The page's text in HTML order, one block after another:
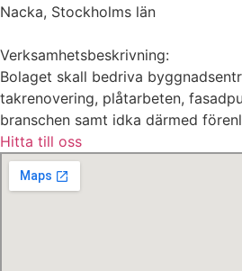
Nacka, Stockholms län
Verksamhetsbeskrivning:
Bolaget skall bedriva
takrenovering, plåtarbeten,
branschen samt idka därmed
Hitta till oss